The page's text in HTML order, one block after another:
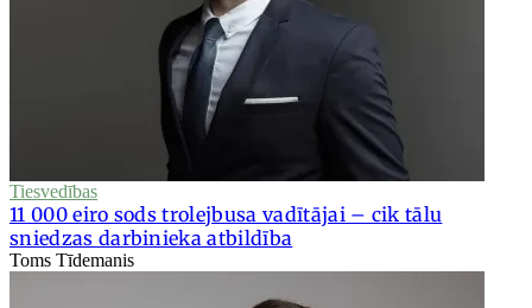
Tiesvedības
11 000 eiro sods trolejbusa vadītājai – cik tālu
sniedzas darbinieka atbildība
Toms Tīdemanis